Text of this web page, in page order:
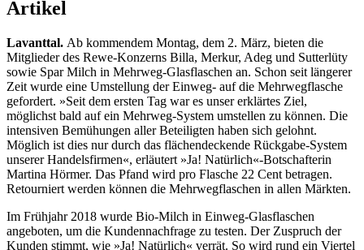
Artikel
Lavanttal. Ab kommendem Montag, dem 2. März, bieten die
Mitglieder des Rewe-Konzerns Billa, Merkur, Adeg und Sutterlüty
sowie Spar Milch in Mehrweg-Glasflaschen an. Schon seit längerer
Zeit wurde eine Umstellung der Einweg- auf die Mehrwegflasche
gefordert. »Seit dem ersten Tag war es unser erklärtes Ziel,
möglichst bald auf ein Mehrweg-System umstellen zu können. Die
intensiven Bemühungen aller Beteiligten haben sich gelohnt.
Möglich ist dies nur durch das flächendeckende Rückgabe-System
unserer Handelsfirmen«, erläutert »Ja! Natürlich«-Botschafterin
Martina Hörmer. Das Pfand wird pro Flasche 22 Cent betragen.
Retourniert werden können die Mehrwegflaschen in allen Märkten.
Im Frühjahr 2018 wurde Bio-Milch in Einweg-Glasflaschen
angeboten, um die Kundennachfrage zu testen. Der Zuspruch der
Kunden stimmt, wie »Ja! Natürlich« verrät. So wird rund ein Viertel